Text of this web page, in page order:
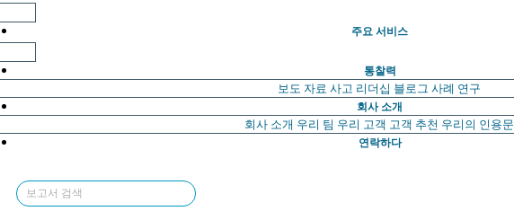
주요 서비스
통찰력
보도 자료 사고 리더십 블로그 사례 연구
회사 소개
회사 소개 우리 팀 우리 고객 고객 추천 우리의 인용문
연락하다